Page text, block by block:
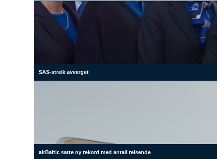
SAS-streik avverget
airBaltic satte ny rekord med antall reisende